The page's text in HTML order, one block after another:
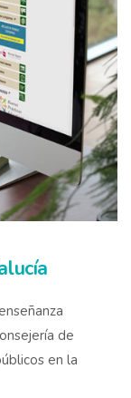
de
en la